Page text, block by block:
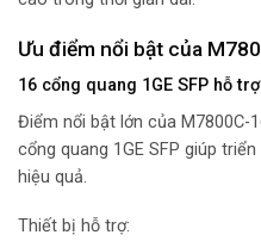
Ưu điểm nổi bật của
16 cổng quang 1GE SFP hỗ
Điểm nổi bật lớn của M7800C-
cổng quang 1GE SFP giúp
hiệu quả.
Thiết bị hỗ trợ: